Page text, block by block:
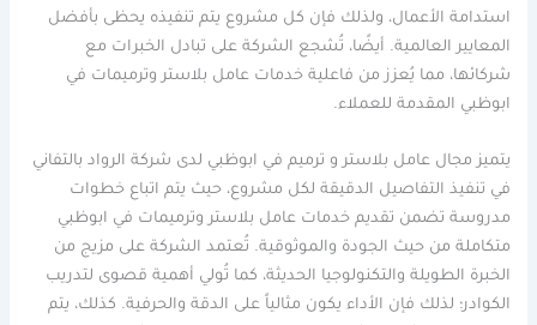
استدامة الأعمال، ولذلك فإن كل مشروع يتم تنفيذه يحظى بأفضل
المعايير العالمية. أيضًا، تُشجع الشركة على تبادل الخبرات مع
شركائها، مما يُعزز من فاعلية خدمات عامل بلاستر وترميمات في
ابوظبي المقدمة للعملاء.
يتميز مجال عامل بلاستر و ترميم في ابوظبي لدى شركة الرواد بالتفاني
في تنفيذ التفاصيل الدقيقة لكل مشروع، حيث يتم اتباع خطوات
مدروسة تضمن تقديم خدمات عامل بلاستر وترميمات في ابوظبي
متكاملة من حيث الجودة والموثوقية. تُعتمد الشركة على مزيج من
الخبرة الطويلة والتكنولوجيا الحديثة، كما تُولي أهمية قصوى لتدريب
الكوادر؛ لذلك فإن الأداء يكون مثالياً على الدقة والحرفية. كذلك، يتم